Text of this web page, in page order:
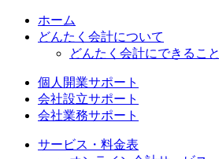
ホーム
どんたく会計について
どんたく会計にできること
個人開業サポート
会社設立サポート
会社業務サポート
サービス・料金表